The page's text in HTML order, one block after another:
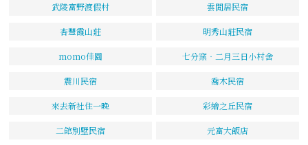
武陵富野渡假村 雲閒居民宿
杏豐霞山莊 明秀山莊民宿
momo佳園 七分窯‧二月三日小村舍
震川民宿 喬木民宿
來去新社住一晚 彩繪之丘民宿
二館別墅民宿 元富大飯店